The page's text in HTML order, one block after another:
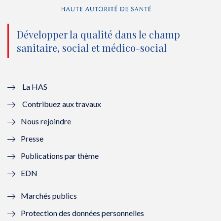
n
o
u
l
l
f
n
(
n
o
e
e
n
o
u
(
n
o
Développer la qualité dans le champ
sanitaire, social et médico-social
La HAS
Contribuez aux travaux
Nous rejoindre
Presse
Publications par thème
EDN
Marchés publics
Protection des données personnelles